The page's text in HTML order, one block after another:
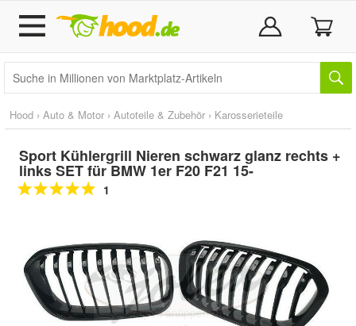
Hood › Auto & Motor › Autoteile & Zubehör › Karosserieteile
Sport Kühlergrill Nieren schwarz glanz rechts +
links SET für BMW 1er F20 F21 15-
1
Doppelt antippen zum